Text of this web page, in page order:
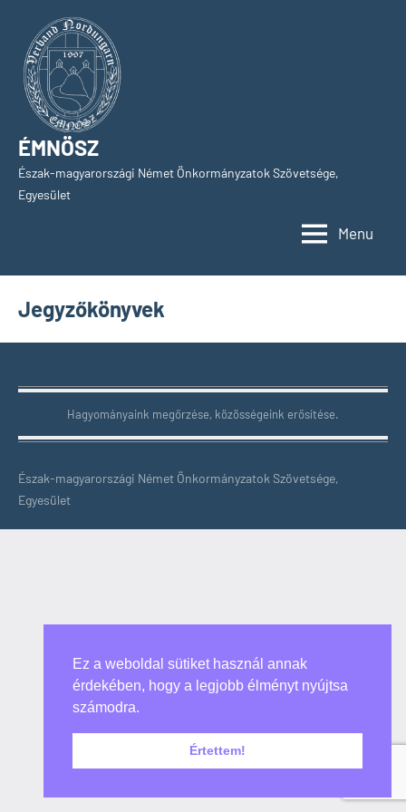
content
ÉMNÖSZ
Észak-magyarországi Német Önkormányzatok Szövetsége,
Egyesület
Menu
Jegyzőkönyvek
Hagyományaink megőrzése, közösségeink erősítése.
Észak-magyarországi Német Önkormányzatok Szövetsége,
Egyesület
Ez a weboldal sütiket használ annak
érdekében, hogy a legjobb élményt nyújtsa
számodra.
Értettem!